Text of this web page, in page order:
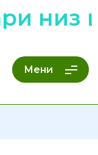
цела
Мени